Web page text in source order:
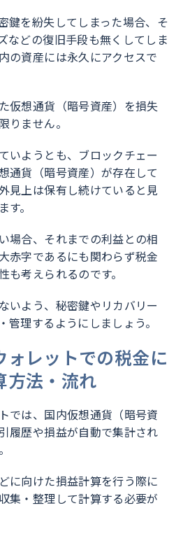
鍵を紛失してしまった場合、そ
などの復旧手段も無くしてしま
の資産には永久にアクセスで
仮想通貨（暗号資産）を損失
りません。
いようとも、ブロックチェー
通貨（暗号資産）が存在して
見上は保有し続けていると見
。
場合、それまでの利益との相
赤字であるにも関わらず税金
考えられるのです。
いよう、秘密鍵やリカバリー
管理するようにしましょう。
ォレットでの税金に
方法・流れ
では、国内仮想通貨（暗号資
履歴や損益が自動で集計され
に向けた損益計算を行う際に
集・整理して計算する必要が